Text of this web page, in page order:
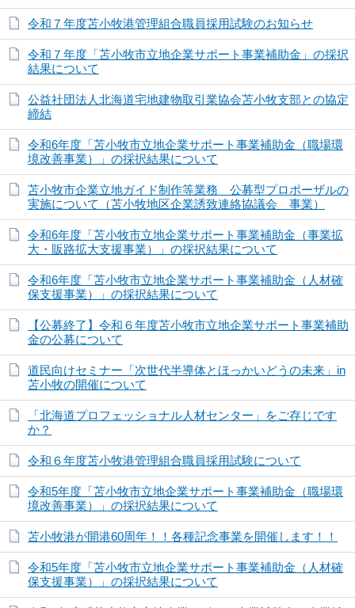
令和７年度苫小牧港管理組合職員採用試験のお知らせ
令和７年度「苫小牧市立地企業サポート事業補助金」の採択
結果について
公益社団法人北海道宅地建物取引業協会苫小牧支部との協定
締結
令和6年度「苫小牧市立地企業サポート事業補助金（職場環
境改善事業）」の採択結果について
苫小牧市企業立地ガイド制作等業務 公募型プロポーザルの
実施について（苫小牧地区企業誘致連絡協議会 事業）
令和6年度「苫小牧市立地企業サポート事業補助金（事業拡
大・販路拡大支援事業）」の採択結果について
令和6年度「苫小牧市立地企業サポート事業補助金（人材確
保支援事業）」の採択結果について
【公募終了】令和６年度苫小牧市立地企業サポート事業補助
金の公募について
道民向けセミナー「次世代半導体とほっかいどうの未来」in
苫小牧の開催について
「北海道プロフェッショナル人材センター」をご存じです
か？
令和６年度苫小牧港管理組合職員採用試験について
令和5年度「苫小牧市立地企業サポート事業補助金（職場環
境改善事業）」の採択結果について
苫小牧港が開港60周年！！各種記念事業を開催します！！
令和5年度「苫小牧市立地企業サポート事業補助金（人材確
保支援事業）」の採択結果について